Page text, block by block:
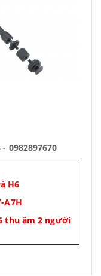
0982897670
H6
A7H
thu âm 2 người